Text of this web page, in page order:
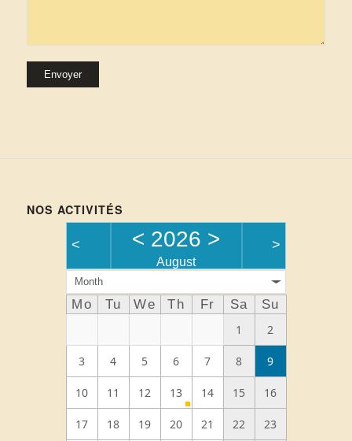
NOS ACTIVITÉS
< < 2026 >
August
>
Month
Mo Tu We Th Fr Sa
Su
1
2
3 4 5 6 7 8 9
10 11 12 13 14 15 16
17 18 19 20 21 22 23